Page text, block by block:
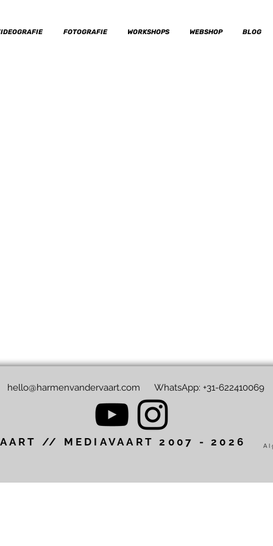
FOTOGRAFIE WORKSHOPS WEBSHOP BLOG
hello@harmenvandervaart.com WhatsApp: +31-622410069
// MEDIAVAART 2007 - 2026